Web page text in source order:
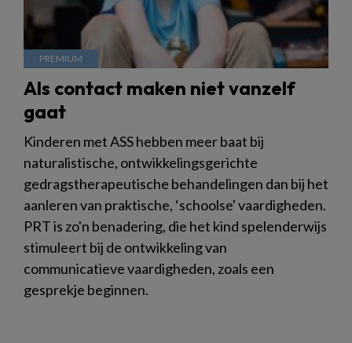
Als contact maken niet vanzelf
gaat
Kinderen met ASS hebben meer baat bij
naturalistische, ontwikkelingsgerichte
gedragstherapeutische behandelingen dan bij het
aanleren van praktische, ‘schoolse' vaardigheden.
PRT is zo'n benadering, die het kind spelenderwijs
stimuleert bij de ontwikkeling van
communicatieve vaardigheden, zoals een
gesprekje beginnen.